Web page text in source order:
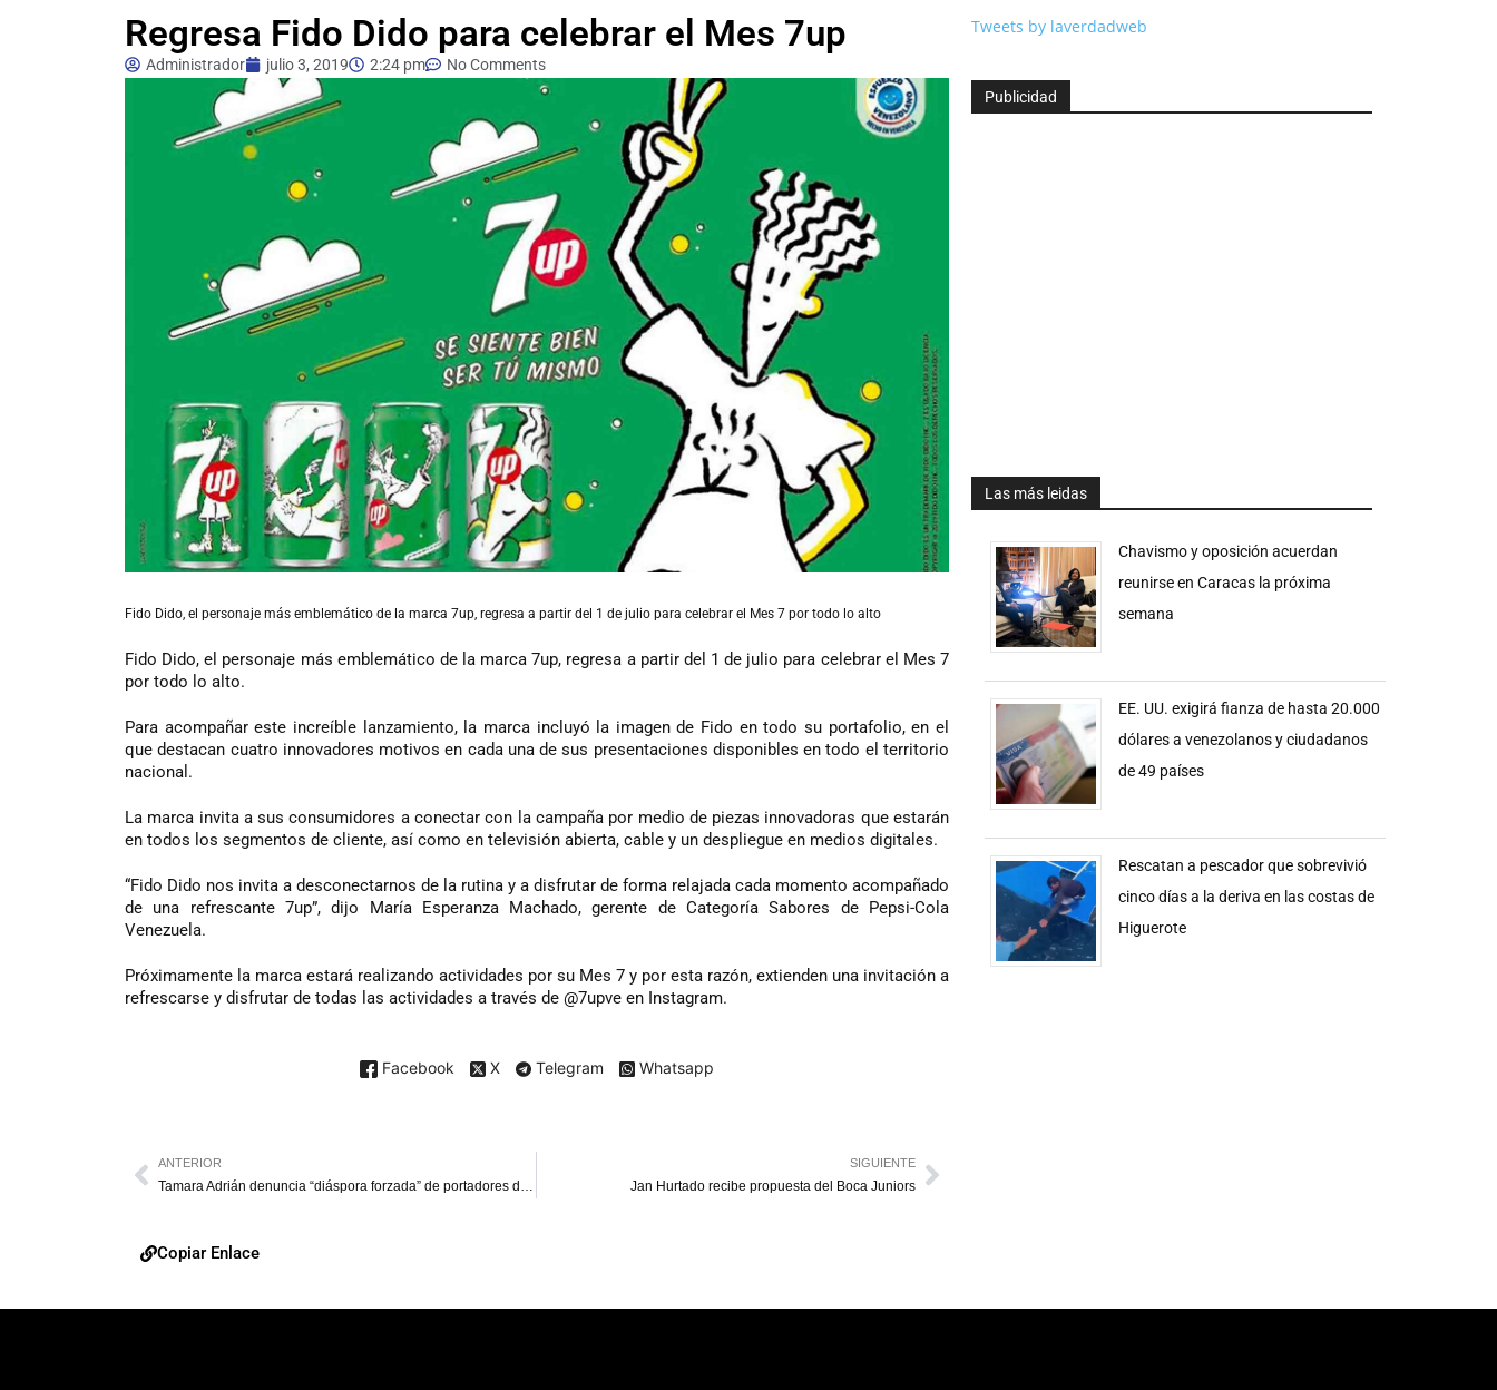
Regresa Fido Dido para celebrar el Mes 7up
Administrador julio 3, 2019 2:24 pm No Comments
Fido Dido, el personaje más emblemático de la marca 7up, regresa a partir del 1 de julio para celebrar el Mes 7 por todo lo alto
Fido Dido, el personaje más emblemático de la marca 7up, regresa a partir del 1 de julio para celebrar el Mes 7
por todo lo alto.
Para acompañar este increíble lanzamiento, la marca incluyó la imagen de Fido en todo su portafolio, en el
que destacan cuatro innovadores motivos en cada una de sus presentaciones disponibles en todo el territorio
nacional.
La marca invita a sus consumidores a conectar con la campaña por medio de piezas innovadoras que estarán
en todos los segmentos de cliente, así como en televisión abierta, cable y un despliegue en medios digitales.
“Fido Dido nos invita a desconectarnos de la rutina y a disfrutar de forma relajada cada momento acompañado
de una refrescante 7up”, dijo María Esperanza Machado, gerente de Categoría Sabores de Pepsi-Cola
Venezuela.
Próximamente la marca estará realizando actividades por su Mes 7 y por esta razón, extienden una invitación a
refrescarse y disfrutar de todas las actividades a través de @7upve en Instagram.
Facebook X Telegram Whatsapp
Tweets by laverdadweb
Publicidad
Las más leidas
Chavismo y oposición acuerdan
reunirse en Caracas la próxima
semana
EE. UU. exigirá fianza de hasta 20.000
dólares a venezolanos y ciudadanos
de 49 países
Rescatan a pescador que sobrevivió
cinco días a la deriva en las costas de
Higuerote
ANTERIOR
Tamara Adrián denuncia “diáspora forzada” de portadores del VIH
SIGUIENTE
Jan Hurtado recibe propuesta del Boca Juniors
Copiar Enlace